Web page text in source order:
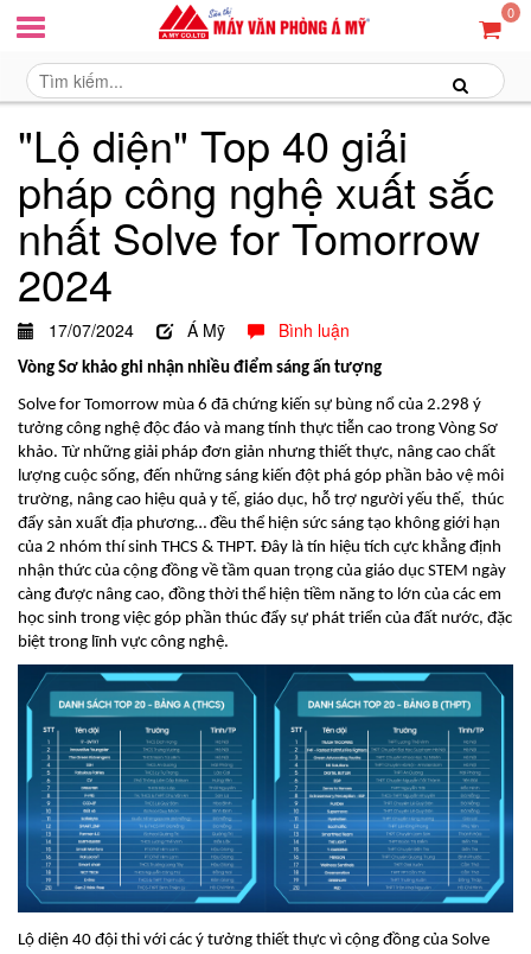
0
"Lộ diện" Top 40 giải
pháp công nghệ xuất sắc
nhất Solve for Tomorrow
2024
17/07/2024 Á Mỹ Bình luận
Vòng Sơ khảo ghi nhận nhiều điểm sáng ấn tượng
Solve for Tomorrow mùa 6 đã chứng kiến sự bùng nổ của 2.298 ý
tưởng công nghệ độc đáo và mang tính thực tiễn cao trong Vòng Sơ
khảo. Từ những giải pháp đơn giản nhưng thiết thực, nâng cao chất
lượng cuộc sống, đến những sáng kiến đột phá góp phần bảo vệ môi
trường, nâng cao hiệu quả y tế, giáo dục, hỗ trợ người yếu thế, thúc
đẩy sản xuất địa phương… đều thể hiện sức sáng tạo không giới hạn
của 2 nhóm thí sinh THCS & THPT. Đây là tín hiệu tích cực khẳng định
nhận thức của cộng đồng về tầm quan trọng của giáo dục STEM ngày
càng được nâng cao, đồng thời thể hiện tiềm năng to lớn của các em
học sinh trong việc góp phần thúc đẩy sự phát triển của đất nước, đặc
biệt trong lĩnh vực công nghệ.
Lộ diện 40 đội thi với các ý tưởng thiết thực vì cộng đồng của Solve